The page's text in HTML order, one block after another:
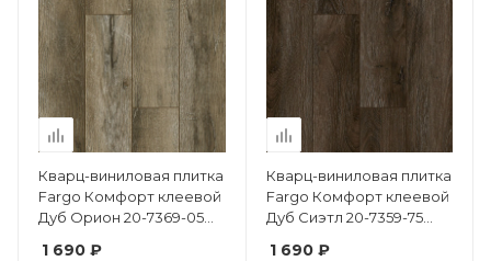
Кварц-виниловая плитка
Fargo Комфорт клеевой
Дуб Орион 20-7369-05
1 690 ₽
Кварц-виниловая плитка
Fargo Комфорт клеевой
Дуб Сиэтл 20-7359-75
1 690 ₽